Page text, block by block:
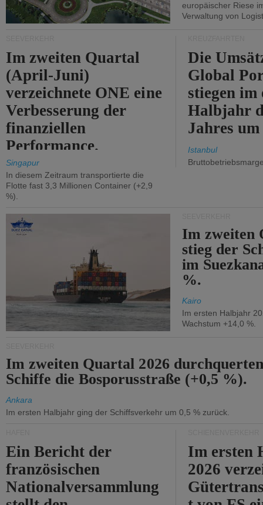
europäischer Riese
Verwaltung von
Im zweiten Quartal
(April-Juni)
verzeichnete ONE eine
Verbesserung der
finanziellen
Performance.
Singapur
In diesem Zeitraum transportierte die
Flotte fast 3,3 Millionen Container (+2,9
%).
Die
Global
stiegen im
Halbjahr
Jahres
Istanbul
Im zweiten
stieg der
im
%.
Kairo
Im ersten Halbjahr
Wachstum +14,0 %.
Im zweiten Quartal 2026
Schiffe die Bosporusstraße (+0,5 %).
Ankara
Im ersten Halbjahr ging der Schiffsverkehr um 0,5 % zurück.
Ein Bericht der
französischen
Nationalversammlung
Im ersten
2026